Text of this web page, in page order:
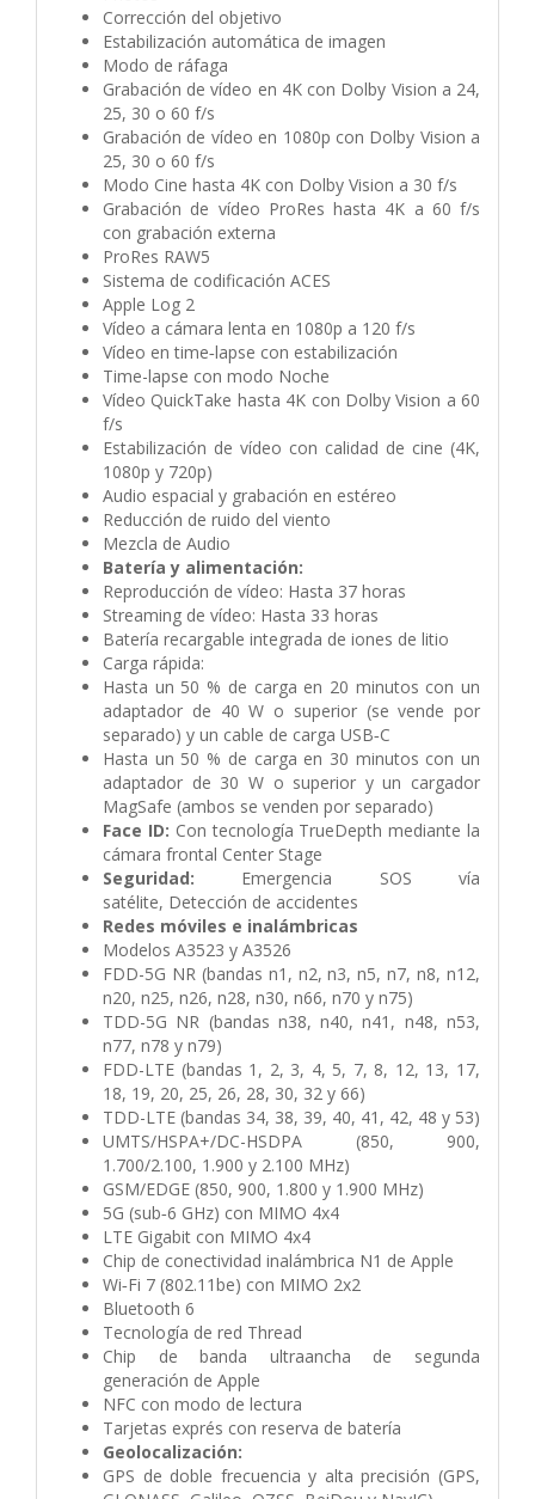
Corrección del objetivo
Estabili­zación automática de imagen
Modo de ráfaga
Grabación de vídeo en 4K con Dolby Vision a 24,
25, 30 o 60 f/s
Grabación de vídeo en 1080p con Dolby Vision a
25, 30 o 60 f/s
Modo Cine hasta 4K con Dolby Vision a 30 f/s
Grabación de vídeo ProRes hasta 4K a 60 f/s
con grabación externa
ProRes RAW5
Sistema de codificación ACES
Apple Log 2
Vídeo a cámara lenta en 1080p a 120 f/s
Vídeo en time‑lapse con estabili­zación
Time-lapse con modo Noche
Vídeo QuickTake hasta 4K con Dolby Vision a 60
f/s
Estabili­zación de vídeo con calidad de cine (4K,
1080p y 720p)
Audio espacial y grabación en estéreo
Reducción de ruido del viento
Mezcla de Audio
Batería y alimentación:
Reproducción de vídeo: Hasta 37 horas
Streaming de vídeo: Hasta 33 horas
Batería recargable integrada de iones de litio
Carga rápida:
Hasta un 50 % de carga en 20 minutos con un
adaptador de 40 W o superior (se vende por
separado) y un cable de carga USB‑C
Hasta un 50 % de carga en 30 minutos con un
adaptador de 30 W o superior y un cargador
MagSafe (ambos se venden por separado)
Face ID: Con tecnología TrueDepth mediante la
cámara frontal Center Stage
Seguridad:
Emergencia SOS vía
satélite, Detección de accidentes
Redes móviles e inalámbricas
Modelos A3523 y A3526
FDD-5G NR (bandas n1, n2, n3, n5, n7, n8, n12,
n20, n25, n26, n28, n30, n66, n70 y n75)
TDD-5G NR (bandas n38, n40, n41, n48, n53,
n77, n78 y n79)
FDD-LTE (bandas 1, 2, 3, 4, 5, 7, 8, 12, 13, 17,
18, 19, 20, 25, 26, 28, 30, 32 y 66)
TDD-LTE (bandas 34, 38, 39, 40, 41, 42, 48 y 53)
UMTS/HSPA+/DC-HSDPA (850, 900,
1.700/2.100, 1.900 y 2.100 MHz)
GSM/EDGE (850, 900, 1.800 y 1.900 MHz)
5G (sub‑6 GHz) con MIMO 4x4
LTE Gigabit con MIMO 4x4
Chip de conectividad inalámbrica N1 de Apple
Wi‑Fi 7 (802.11be) con MIMO 2x2
Bluetooth 6
Tecnología de red Thread
Chip de banda ultraancha de segunda
generación de Apple
NFC con modo de lectura
Tarjetas exprés con reserva de batería
Geolocalización:
GPS de doble frecuencia y alta precisión (GPS,